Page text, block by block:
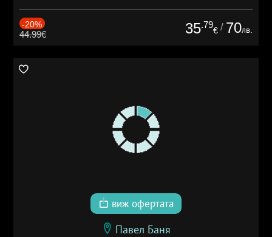
-20%
44.99€ 35.79
€ / 70лв.
виж офертата
Павел Баня